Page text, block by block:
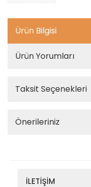
Ürün Bilgisi
Ürün Yorumları
Taksit Seçenekleri
Önerileriniz
İLETİŞİM